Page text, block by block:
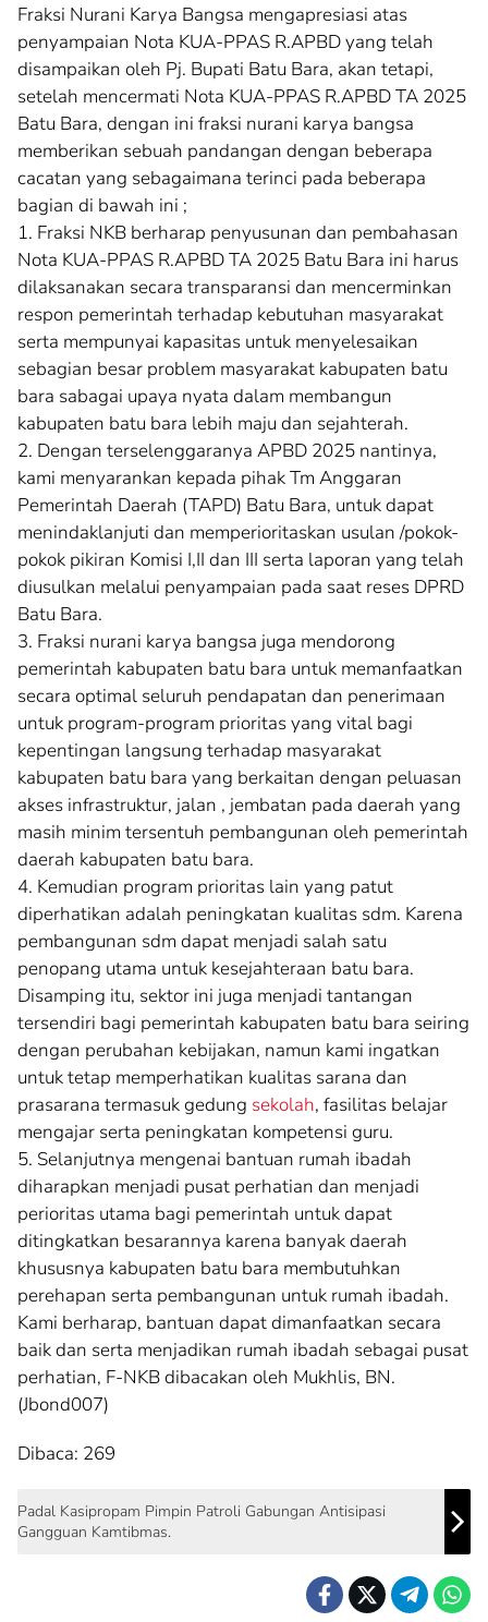
Fraksi Nurani Karya Bangsa mengapresiasi atas
penyampaian Nota KUA-PPAS R.APBD yang telah
disampaikan oleh Pj. Bupati Batu Bara, akan tetapi,
setelah mencermati Nota KUA-PPAS R.APBD TA 2025
Batu Bara, dengan ini fraksi nurani karya bangsa
memberikan sebuah pandangan dengan beberapa
cacatan yang sebagaimana terinci pada beberapa
bagian di bawah ini ;
1. Fraksi NKB berharap penyusunan dan pembahasan
Nota KUA-PPAS R.APBD TA 2025 Batu Bara ini harus
dilaksanakan secara transparansi dan mencerminkan
respon pemerintah terhadap kebutuhan masyarakat
serta mempunyai kapasitas untuk menyelesaikan
sebagian besar problem masyarakat kabupaten batu
bara sabagai upaya nyata dalam membangun
kabupaten batu bara lebih maju dan sejahterah.
2. Dengan terselenggaranya APBD 2025 nantinya,
kami menyarankan kepada pihak Tm Anggaran
Pemerintah Daerah (TAPD) Batu Bara, untuk dapat
menindaklanjuti dan memperioritaskan usulan /pokok-
pokok pikiran Komisi I,II dan III serta laporan yang telah
diusulkan melalui penyampaian pada saat reses DPRD
Batu Bara.
3. Fraksi nurani karya bangsa juga mendorong
pemerintah kabupaten batu bara untuk memanfaatkan
secara optimal seluruh pendapatan dan penerimaan
untuk program-program prioritas yang vital bagi
kepentingan langsung terhadap masyarakat
kabupaten batu bara yang berkaitan dengan peluasan
akses infrastruktur, jalan , jembatan pada daerah yang
masih minim tersentuh pembangunan oleh pemerintah
daerah kabupaten batu bara.
4. Kemudian program prioritas lain yang patut
diperhatikan adalah peningkatan kualitas sdm. Karena
pembangunan sdm dapat menjadi salah satu
penopang utama untuk kesejahteraan batu bara.
Disamping itu, sektor ini juga menjadi tantangan
tersendiri bagi pemerintah kabupaten batu bara seiring
dengan perubahan kebijakan, namun kami ingatkan
untuk tetap memperhatikan kualitas sarana dan
prasarana termasuk gedung sekolah, fasilitas belajar
mengajar serta peningkatan kompetensi guru.
5. Selanjutnya mengenai bantuan rumah ibadah
diharapkan menjadi pusat perhatian dan menjadi
perioritas utama bagi pemerintah untuk dapat
ditingkatkan besarannya karena banyak daerah
khususnya kabupaten batu bara membutuhkan
perehapan serta pembangunan untuk rumah ibadah.
Kami berharap, bantuan dapat dimanfaatkan secara
baik dan serta menjadikan rumah ibadah sebagai pusat
perhatian, F-NKB dibacakan oleh Mukhlis, BN.
(Jbond007)
Dibaca: 269
Padal Kasipropam Pimpin Patroli Gabungan Antisipasi
Gangguan Kamtibmas.